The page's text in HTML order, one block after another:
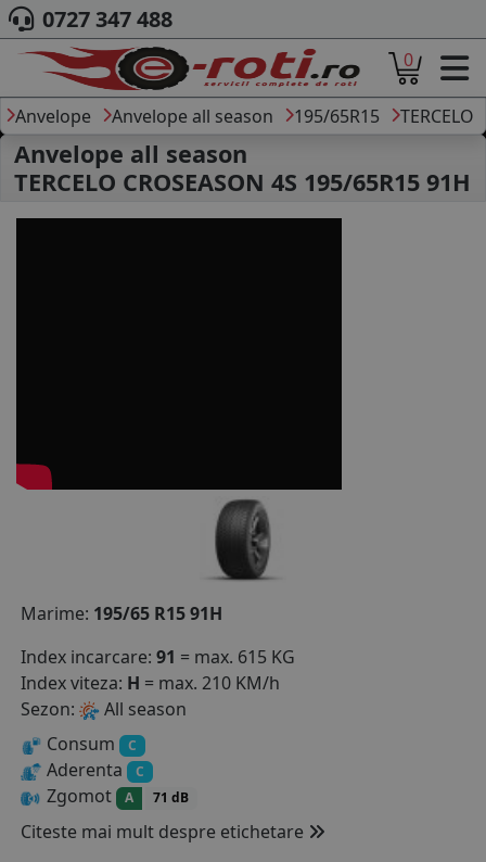
ACASA
DESPRE NOI
ANVELOPE
AUTO
CAMION
MOTO
0 PRODUSE
0727 347 488
0
Anvelope Anvelope all season 195/65R15 TERCELO
Anvelope all season
TERCELO CROSEASON 4S 195/65R15 91H
Marime: 195/65 R15 91H
Index incarcare: 91 = max. 615 KG
Index viteza: H = max. 210 KM/h
Sezon:
All season
Consum
C
Aderenta C
Zgomot A 71 dB
Citeste mai mult despre etichetare